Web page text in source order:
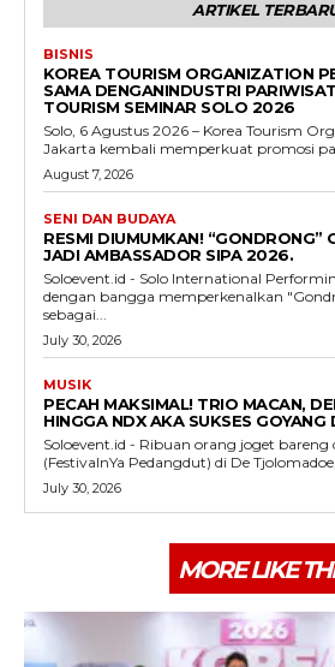
ARTIKEL
BISNIS
KOREA TOURISM ORGANIZATION
SAMA DENGANINDUSTRI
TOURISM SEMINAR SOLO 2026
Solo, 6 Agustus 2026 – Korea Tourism
Jakarta kembali memperkuat promosi
August 7, 2026
SENI DAN BUDAYA
RESMI DIUMUMKAN! “GONDRONG”
JADI AMBASSADOR SIPA 2026.
Soloevent.id - Solo International
dengan bangga memperkenalkan
sebagai...
July 30, 2026
MUSIK
PECAH MAKSIMAL! TRIO MACAN,
HINGGA NDX AKA SUKSES
Soloevent.id - Ribuan orang joget bareng
(FestivalnYa Pedangdut) di De
July 30, 2026
MORE LIKE